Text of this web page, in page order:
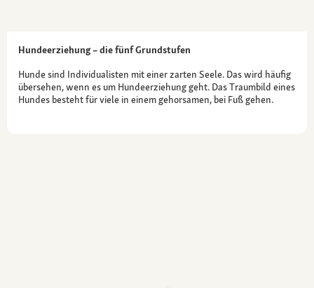
Hundeerziehung – die fünf Grundstufen
Hunde sind Individualisten mit einer zarten Seele. Das wird häufig
übersehen, wenn es um Hundeerziehung geht. Das Traumbild eines
Hundes besteht für viele in einem gehorsamen, bei Fuß gehen.